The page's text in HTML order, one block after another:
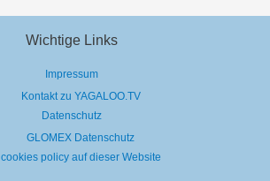
Wichtige Links
Impressum
Kontakt zu YAGALOO.TV
Datenschutz
GLOMEX Datenschutz
cookies policy auf dieser Website